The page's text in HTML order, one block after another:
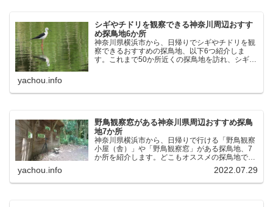
シギやチドリを観察できる神奈川周辺おすす
め探鳥地6か所
神奈川県横浜市から、日帰りでシギやチドリを観
察できるおすすめの探鳥地、以下6つ紹介しま
す。これまで50か所近くの探鳥地を訪れ、シギや
yachou.info
野鳥観察窓がある神奈川県周辺おすすめ探鳥
地7か所
神奈川県横浜市から、日帰りで行ける「野鳥観察
小屋（舎）」や「野鳥観察窓」がある探鳥地、7
か所を紹介します。どこもオススメの探鳥地で
す。実際に訪れてみると、野山にいる野鳥、海や
湖にいる野鳥それぞれ違う観察になりました。街
中にあり、電車で行ける...
yachou.info 2022.07.29